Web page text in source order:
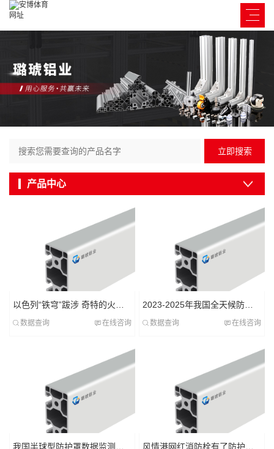
立即搜索
产品中心
以色列“铁穹”跋涉 奇特的火力防护罩
数据查询 在线咨询
2023-2025年我国全天候防护罩工业研讨陈述
数据查询 在线咨询